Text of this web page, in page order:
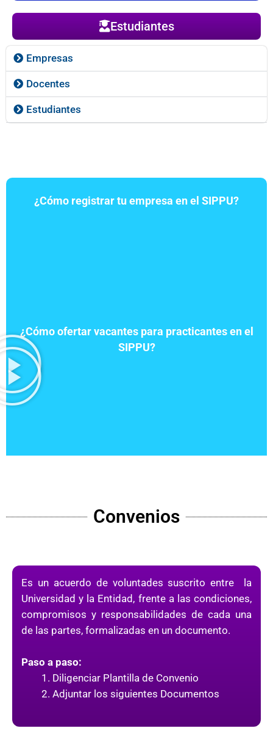
Estudiantes
Empresas
Docentes
Estudiantes
¿Cómo registrar tu empresa en el SIPPU?
¿Cómo ofertar vacantes para practicantes en el
SIPPU?
Convenios
Es un acuerdo de voluntades suscrito entre la
Universidad y la Entidad, frente a las condiciones,
compromisos y responsabilidades de cada una
de las partes, formalizadas en un documento.
Paso a paso:
Diligenciar Plantilla de Convenio
Adjuntar los siguientes Documentos